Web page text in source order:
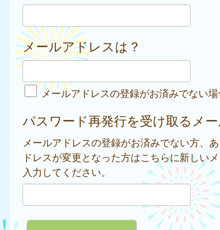
メールアドレスは？
メールアドレスの登録がお済みでない
パスワード再発行を受け取るメ
メールアドレスの登録がお済みでない方、
ドレスが変更となった方はこちらに新しい
入力してください。